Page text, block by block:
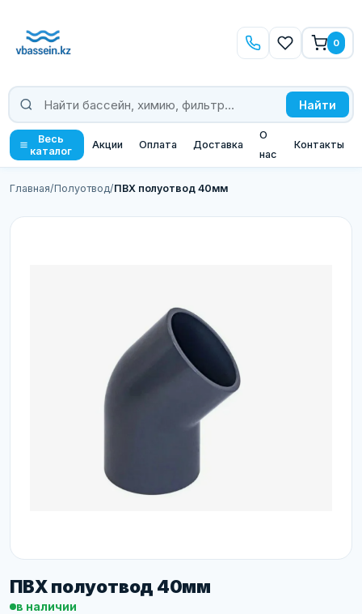
Найти
0
Весь
каталог
Акции Оплата Доставка
О
нас
Контакты
Главная/Полуотвод/ПВХ полуотвод 40мм
ПВХ полуотвод 40мм
в наличии